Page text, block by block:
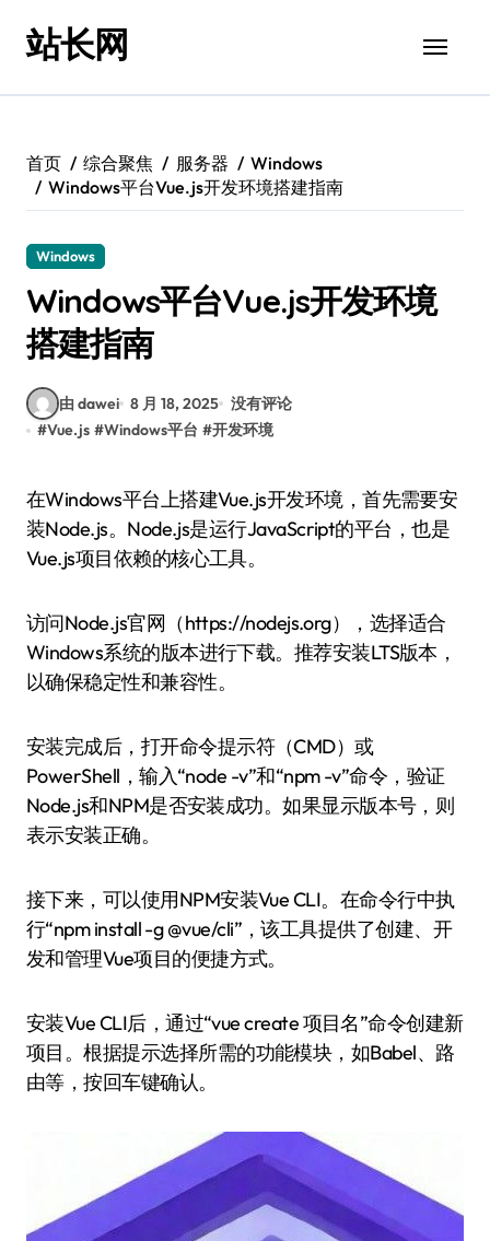
站长网
首页 综合聚焦 服务器
Windows
Windows平台Vue.js开发环境搭建指南
Windows
Windows平台Vue.js开发环境
搭建指南
由 dawei 8 月 18, 2025 没有评论
#Vue.js #Windows平台 #开发环境
在Windows平台上搭建Vue.js开发环境，首先需要安
装Node.js。Node.js是运行JavaScript的平台，也是
Vue.js项目依赖的核心工具。
访问Node.js官网（https://nodejs.org），选择适合
Windows系统的版本进行下载。推荐安装LTS版本，
以确保稳定性和兼容性。
安装完成后，打开命令提示符（CMD）或
PowerShell，输入“node -v”和“npm -v”命令，验证
Node.js和NPM是否安装成功。如果显示版本号，则
表示安装正确。
接下来，可以使用NPM安装Vue CLI。在命令行中执
行“npm install -g @vue/cli”，该工具提供了创建、开
发和管理Vue项目的便捷方式。
安装Vue CLI后，通过“vue create 项目名”命令创建新
项目。根据提示选择所需的功能模块，如Babel、路
由等，按回车键确认。